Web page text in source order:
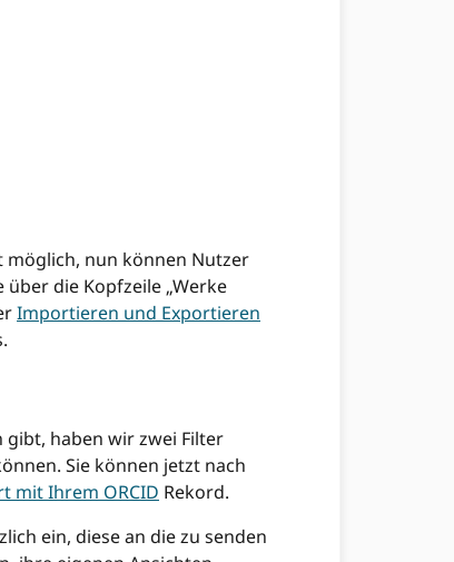
möglich, nun können Nutzer
die Kopfzeile „Werke
Importieren und Exportieren
gibt, haben wir zwei Filter
Sie können jetzt nach
mit Ihrem ORCID Rekord.
ein, diese an die zu senden